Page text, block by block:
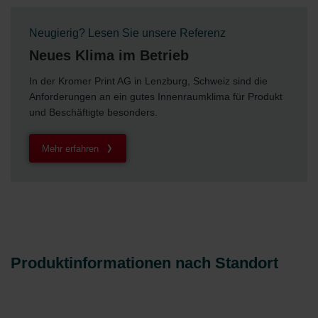
Neugierig? Lesen Sie unsere Referenz
Neues Klima im Betrieb
In der Kromer Print AG in Lenzburg, Schweiz sind die
Anforderungen an ein gutes Innenraumklima für Produkt
und Beschäftigte besonders.
Mehr erfahren
Produktinformationen nach Standort